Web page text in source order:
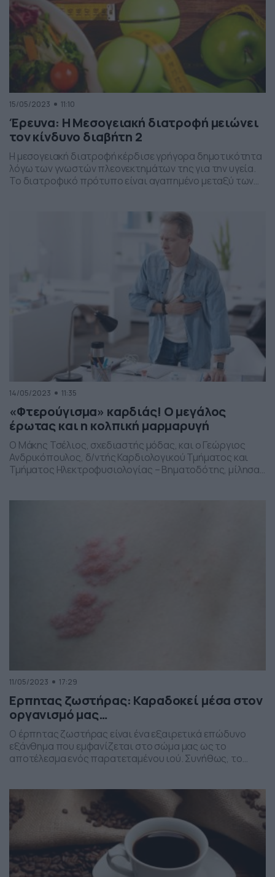
15/05/2023 11:10
Έρευνα: Η Μεσογειακή διατροφή μειώνει
τον κίνδυνο διαβήτη 2
Η μεσογειακή διατροφή κέρδισε γρήγορα δημοτικότητα
λόγω των γνωστών πλεονεκτημάτων της για την υγεία.
Το διατροφικό πρότυπο είναι αγαπημένο μεταξύ των
τροφών αλλά και για τα ευέλικτα και βιώσιμα
14/05/2023 11:35
«Φτερούγισμα» καρδιάς! Ο μεγάλος
έρωτας και η κολπική μαρμαρυγή
Ο Μάκης Τσέλιος, σχεδιαστής μόδας, και ο Γεώργιος
Ανδρικόπουλος, δ/ντής Καρδιολογικού Τμήματος και
Τμήματος Ηλεκτροφυσιολογίας – Βηματοδότης, μίλησαν
11/05/2023 17:29
Ερπητας ζωστήρας: Καραδοκεί μέσα στον
οργανισμό μας…
Ο έρπητας ζωστήρας είναι ένα εξαιρετικά επώδυνο
εξάνθημα που εμφανίζεται στο σώμα μας ως το
αποτέλεσμα ενός παρατεταμένου ιού. Συνήθως, το
τη ιογενή λοίμωξη διαφορετική από πολλές άλλες που
μπορεί να έχετε βιώσει είναι ότι δεν μπορούμε να […]